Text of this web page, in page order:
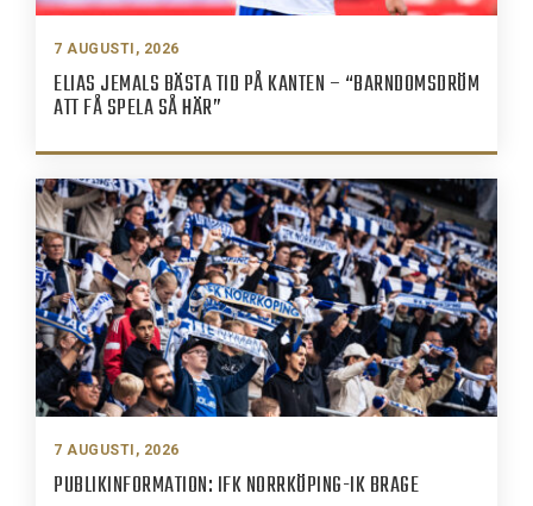
7 AUGUSTI, 2026
ELIAS JEMALS BÄSTA TID PÅ KANTEN – “BARNDOMSDRÖM
ATT FÅ SPELA SÅ HÄR”
7 AUGUSTI, 2026
PUBLIKINFORMATION: IFK NORRKÖPING-IK BRAGE